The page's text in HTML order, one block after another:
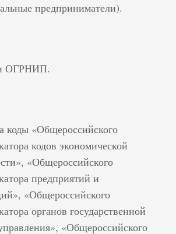
предприниматели).
ОГРНИП.
коды «Общероссийского
кодов экономической
«Общероссийского
предприятий и
«Общероссийского
органов государственной
«Общероссийского